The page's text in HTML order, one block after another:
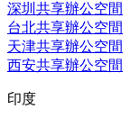
深圳共享辦公空間
台北共享辦公空間
天津共享辦公空間
西安共享辦公空間
印度